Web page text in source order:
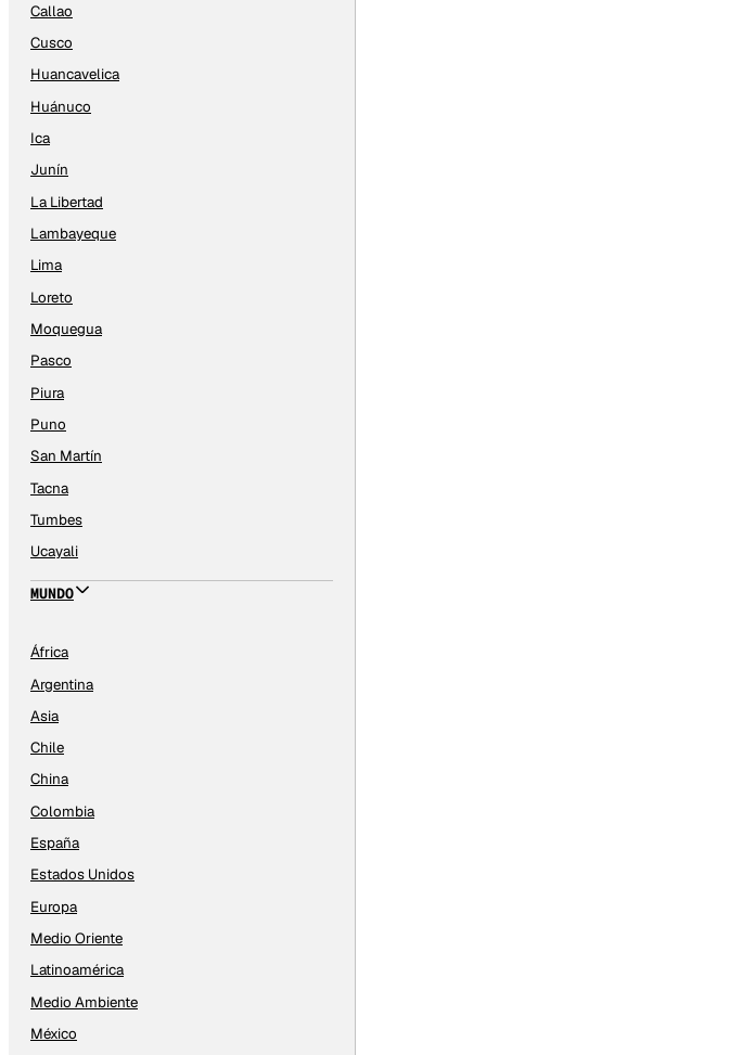
Callao
Cusco
Huancavelica
Huánuco
Ica
Junín
La Libertad
Lambayeque
Lima
Loreto
Moquegua
Pasco
Piura
Puno
San Martín
Tacna
Tumbes
Ucayali
MUNDO
África
Argentina
Asia
Chile
China
Colombia
España
Estados Unidos
Europa
Medio Oriente
Latinoamérica
Medio Ambiente
México